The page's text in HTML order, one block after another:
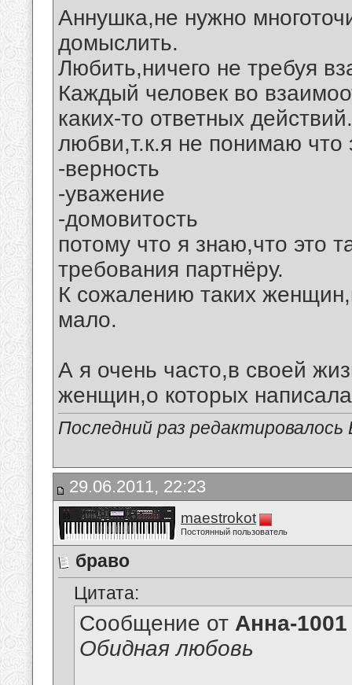
Аннушка,не нужно
домыслить.
Любить,ничего не требуя
Каждый человек во
каких-то ответных
любви,т.к.я не понимаю что
-верность
-уважение
-домовитость
потому что я знаю,что это
требования партнёру.
К сожалению таких
мало.
А я очень часто,в своей
женщин,о которых
Последний раз
29.06.2011, 22:23
maestrokot
Постоянный пользователь
браво
Цитата:
Сообщение от Анна-1001
Обидная любовь